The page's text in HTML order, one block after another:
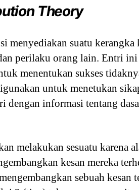
Theory
menyediakan suatu kerangka
perilaku orang lain. Entri
menentukan sukses
untuk menetukan
informasi tentang
melakukan sesuatu karena
kesan mereka
sebuah kesan